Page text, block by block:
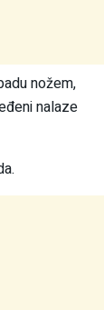
nožem,
nalaze